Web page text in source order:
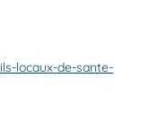
locaux-de-sante-